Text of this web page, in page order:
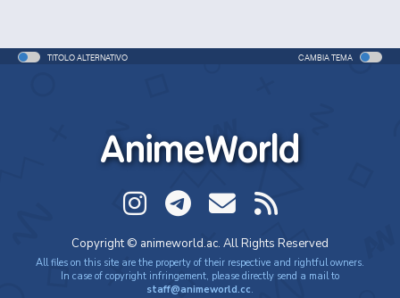
TITOLO ALTERNATIVO CAMBIA TEMA
AnimeWorld
Copyright © animeworld.ac. All Rights Reserved
All files on this site are the property of their respective and rightful owners.
In case of copyright infringement, please directly send a mail to
staff@animeworld.cc.